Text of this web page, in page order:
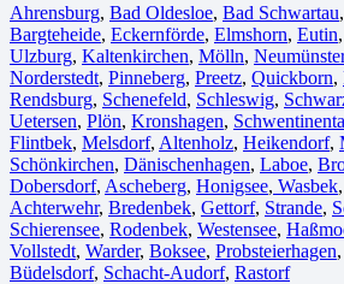
Ahrensburg, Bad Oldesloe, Bad Schwartau,
Bargteheide, Eckernförde, Elmshorn, Eutin,
Ulzburg, Kaltenkirchen, Mölln, Neumünster
Norderstedt, Pinneberg, Preetz, Quickborn,
Rendsburg, Schenefeld, Schleswig,
Uetersen, Plön, Kronshagen,
Flintbek, Melsdorf, Altenholz, Heikendorf,
Schönkirchen, Dänischenhagen, Laboe,
Dobersdorf, Ascheberg, Honigsee, Wasbek,
Achterwehr, Bredenbek, Gettorf, Strande,
Schierensee, Rodenbek, Westensee,
Vollstedt, Warder, Boksee, Probsteierhagen,
Büdelsdorf, Schacht-Audorf, Rastorf